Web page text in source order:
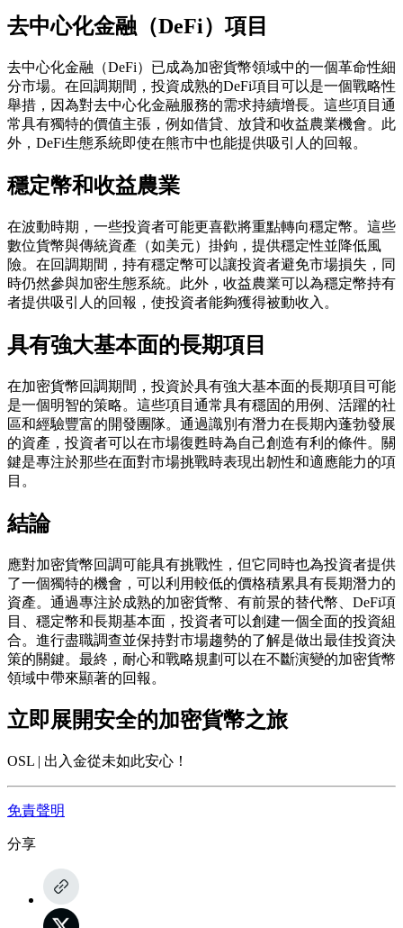
去中心化金融（DeFi）項目
去中心化金融（DeFi）已成為加密貨幣領域中的一個革命性細
分市場。在回調期間，投資成熟的DeFi項目可以是一個戰略性
舉措，因為對去中心化金融服務的需求持續增長。這些項目通
常具有獨特的價值主張，例如借貸、放貸和收益農業機會。此
外，DeFi生態系統即使在熊市中也能提供吸引人的回報。
穩定幣和收益農業
在波動時期，一些投資者可能更喜歡將重點轉向穩定幣。這些
數位貨幣與傳統資產（如美元）掛鉤，提供穩定性並降低風
險。在回調期間，持有穩定幣可以讓投資者避免市場損失，同
時仍然參與加密生態系統。此外，收益農業可以為穩定幣持有
者提供吸引人的回報，使投資者能夠獲得被動收入。
具有強大基本面的長期項目
在加密貨幣回調期間，投資於具有強大基本面的長期項目可能
是一個明智的策略。這些項目通常具有穩固的用例、活躍的社
區和經驗豐富的開發團隊。通過識別有潛力在長期內蓬勃發展
的資產，投資者可以在市場復甦時為自己創造有利的條件。關
鍵是專注於那些在面對市場挑戰時表現出韌性和適應能力的項
目。
結論
應對加密貨幣回調可能具有挑戰性，但它同時也為投資者提供
了一個獨特的機會，可以利用較低的價格積累具有長期潛力的
資產。通過專注於成熟的加密貨幣、有前景的替代幣、DeFi項
目、穩定幣和長期基本面，投資者可以創建一個全面的投資組
合。進行盡職調查並保持對市場趨勢的了解是做出最佳投資決
策的關鍵。最終，耐心和戰略規劃可以在不斷演變的加密貨幣
領域中帶來顯著的回報。
立即展開安全的加密貨幣之旅
OSL | 出入金從未如此安心！
免責聲明
分享